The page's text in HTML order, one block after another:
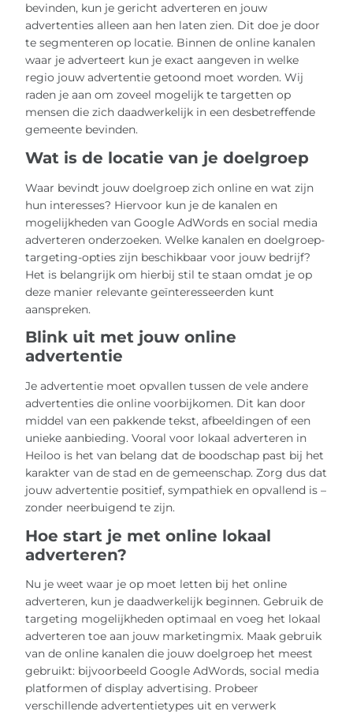
bevinden, kun je gericht adverteren en jouw
advertenties alleen aan hen laten zien. Dit doe je door
te segmenteren op locatie. Binnen de online kanalen
waar je adverteert kun je exact aangeven in welke
regio jouw advertentie getoond moet worden. Wij
raden je aan om zoveel mogelijk te targetten op
mensen die zich daadwerkelijk in een desbetreffende
gemeente bevinden.
Wat is de locatie van je doelgroep
Waar bevindt jouw doelgroep zich online en wat zijn
hun interesses? Hiervoor kun je de kanalen en
mogelijkheden van Google AdWords en social media
adverteren onderzoeken. Welke kanalen en doelgroep-
targeting-opties zijn beschikbaar voor jouw bedrijf?
Het is belangrijk om hierbij stil te staan omdat je op
deze manier relevante geïnteresseerden kunt
aanspreken.
Blink uit met jouw online
advertentie
Je advertentie moet opvallen tussen de vele andere
advertenties die online voorbijkomen. Dit kan door
middel van een pakkende tekst, afbeeldingen of een
unieke aanbieding. Vooral voor lokaal adverteren in
Heiloo is het van belang dat de boodschap past bij het
karakter van de stad en de gemeenschap. Zorg dus dat
jouw advertentie positief, sympathiek en opvallend is –
zonder neerbuigend te zijn.
Hoe start je met online lokaal
adverteren?
Nu je weet waar je op moet letten bij het online
adverteren, kun je daadwerkelijk beginnen. Gebruik de
targeting mogelijkheden optimaal en voeg het lokaal
adverteren toe aan jouw marketingmix. Maak gebruik
van de online kanalen die jouw doelgroep het meest
gebruikt: bijvoorbeeld Google AdWords, social media
platformen of display advertising. Probeer
verschillende advertentietypes uit en verwerk